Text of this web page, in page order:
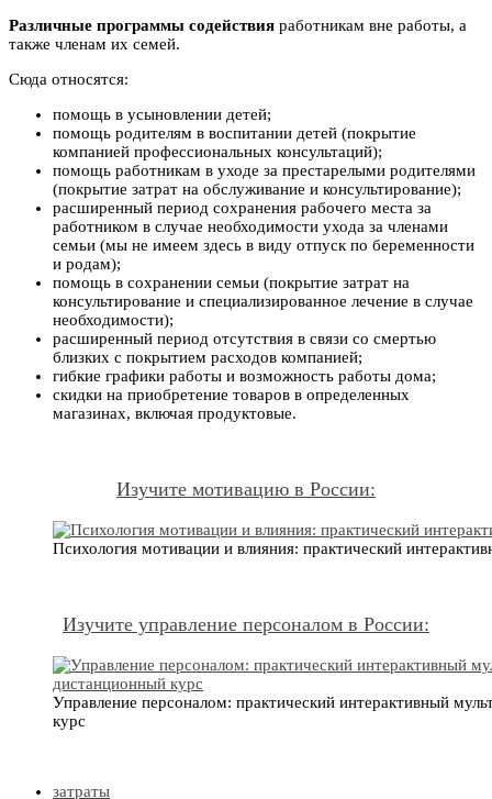
Различные программы содействия работникам вне работы, а
также членам их семей.
Сюда относятся:
помощь в усыновлении детей;
помощь родителям в воспитании детей (покрытие
компанией профессиональных консультаций);
помощь работникам в уходе за престарелыми родителями
(покрытие затрат на обслуживание и консультирование);
расширенный период сохранения рабочего места за
работником в случае необходимости ухода за членами
семьи (мы не имеем здесь в виду отпуск по беременности
и родам);
помощь в сохранении семьи (покрытие затрат на
консультирование и специализированное лечение в случае
необходимости);
расширенный период отсутствия в связи со смертью
близких с покрытием расходов компанией;
гибкие графики работы и возможность работы дома;
скидки на приобретение товаров в определенных
магазинах, включая продуктовые.
Изучите мотивацию в России:
Психология мотивации и влияния: практический
Изучите управление персоналом в России:
Управление персоналом: практический интерактивный
курс
затраты